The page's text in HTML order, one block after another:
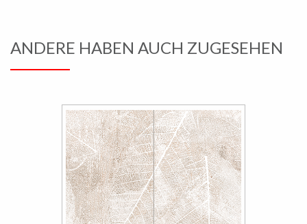
ANDERE HABEN AUCH ZUGESEHEN